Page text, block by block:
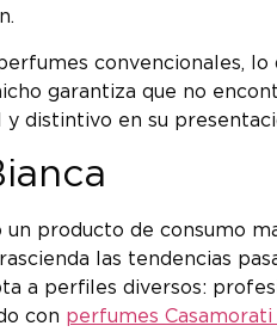
convencionales, lo
garantiza que no
distintivo en su
producto de consumo
las tendencias
a perfiles diversos:
con perfumes